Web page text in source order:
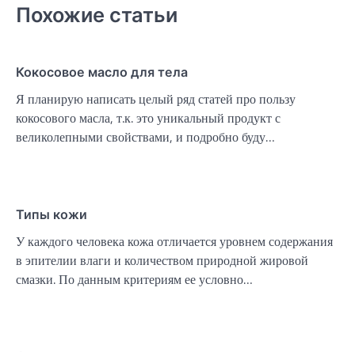
Похожие статьи
Кокосовое масло для тела
Я планирую написать целый ряд статей про пользу
кокосового масла, т.к. это уникальный продукт с
великолепными свойствами, и подробно буду…
Типы кожи
У каждого человека кожа отличается уровнем содержания
в эпителии влаги и количеством природной жировой
смазки. По данным критериям ее условно…